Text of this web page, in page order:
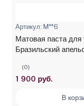
Артикул: M**6
Матовая паста
Бразильский
(0)
1 900 руб.
В